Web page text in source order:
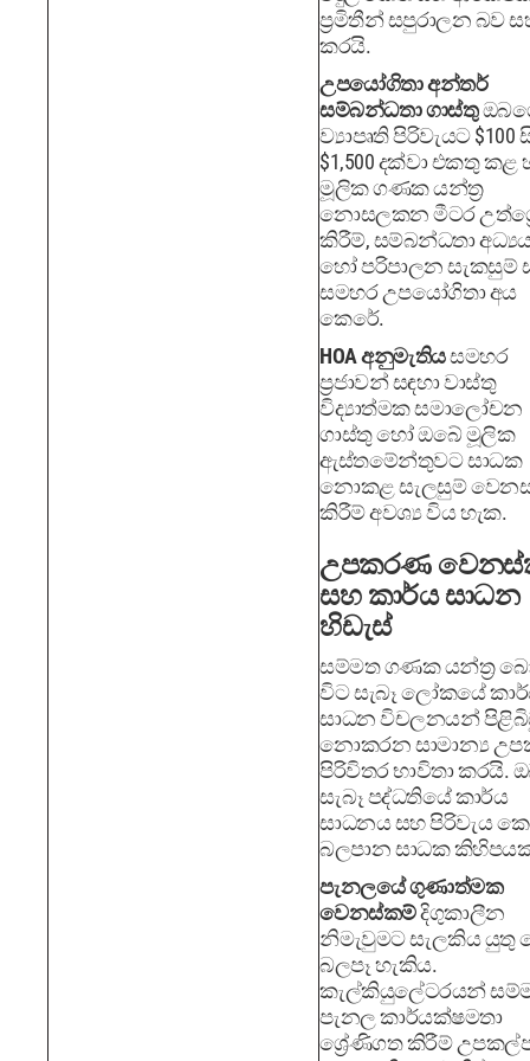
ප්‍රමිතීන් සපුරාලන බව
කරයි.
උපයෝගිතා අන්තර්
සම්බන්ධතා ගාස්තු
ව්‍යාපෘති පිරිවැයට $100
$1,500 දක්වා එකතු කළ
මූලික ගණක යන්ත්‍ර
නොසලකන මීටර
කිරීම්, සම්බන්ධතා
හෝ පරිපාලන සැකසුම්
සමහර උපයෝගිතා අය
කෙරේ.
HOA අනුමැතියසමහර
ප්‍රජාවන් සඳහා වාස්තු
විද්‍යාත්මක සමාලෝචන
ගාස්තු හෝ ඔබේ මූලික
ඇස්තමේන්තුවට සාධක
නොකළ සැලසුම්
කිරීම් අවශ්‍ය විය හැක.
උපකරණ
සහ කාර්ය සාධන
හිඩැස්
සම්මත ගණක යන්ත්‍ර
විට සැබෑ ලෝකයේ
සාධන විචලනයන්
නොකරන සාමාන්‍ය
පිරිවිතර භාවිතා කරයි.
සැබෑ පද්ධතියේ කාර්ය
සාධනය සහ පිරිවැය
බලපාන සාධක
පැනලයේ ගුණාත්මක
වෙනස්කම්දිගුකාලීන
නිමැවුමට සැලකිය යුතු
බලපෑ හැකිය.
කැල්කියුලේටරයන්
පැනල කාර්යක්ෂමතා
ශ්‍රේණිගත කිරීම්